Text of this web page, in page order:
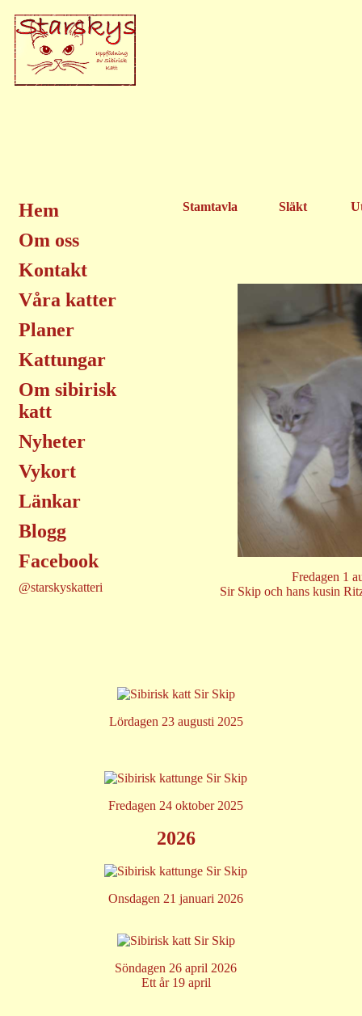
Hem
Om oss
Kontakt
Våra katter
Planer
Kattungar
Om sibirisk
katt
Nyheter
Vykort
Länkar
Blogg
Facebook
@starskyskatteri
Stamtavla Släkt
Fredagen 1
Sir Skip och hans kusin
Lördagen 23 augusti 2025
Fredagen 24 oktober 2025
2026
Onsdagen 21 januari 2026
Söndagen 26 april 2026
Ett år 19 april